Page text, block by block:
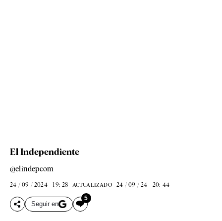
El Independiente
@elindepcom
24 / 09 / 2024 - 19: 28 ACTUALIZADO 24 / 09 / 24 - 20: 44
Seguir en
5